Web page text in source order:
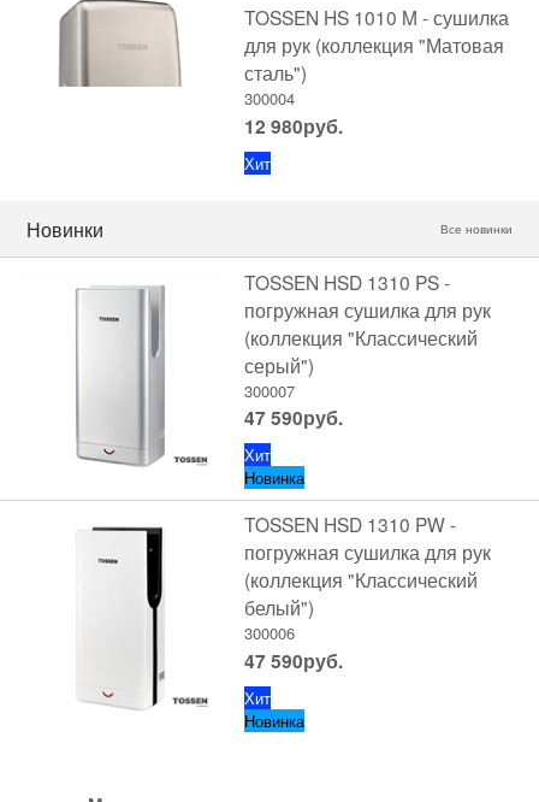
TOSSEN HS 1010 M - сушилка
для рук (коллекция "Матовая
сталь")
300004
12 980руб.
Хит
Новинки Все новинки
TOSSEN HSD 1310 PS -
погружная сушилка для рук
(коллекция "Классический
серый")
300007
47 590руб.
Хит
Новинка
TOSSEN HSD 1310 PW -
погружная сушилка для рук
(коллекция "Классический
белый")
300006
47 590руб.
Хит
Новинка